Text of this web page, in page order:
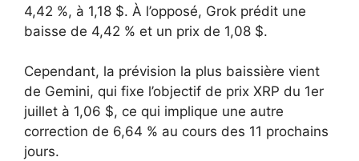
4,42 %, à 1,18 $. À l’opposé, Grok prédit une
baisse de 4,42 % et un prix de 1,08 $.
Cependant, la prévision la plus baissière vient
de Gemini, qui fixe l’objectif de prix XRP du 1er
juillet à 1,06 $, ce qui implique une autre
correction de 6,64 % au cours des 11 prochains
jours.